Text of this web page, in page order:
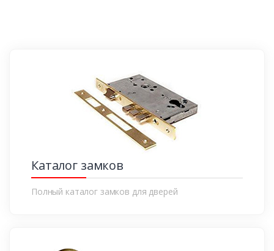
Каталог замков
Полный каталог замков для дверей